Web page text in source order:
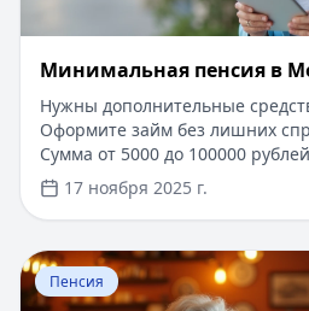
​Минимальная пенсия в
Нужны дополнительные
Оформите займ без лишних
Сумма от 5000 до 100000
15 минут после одобрения
клиентов действует
первый займ под 0% на срок
онлайн-оформление по
рефинансирования. Решение
автоматически.
17 ноября 2025 г.
Перейти к статье:Виды
Пенсия